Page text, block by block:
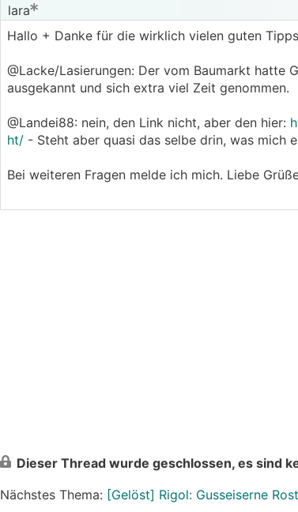
lara
Hallo + Danke für die wirklich vielen guten
@Lacke/Lasierungen: Der vom Baumarkt hatte
ausgekannt und sich extra viel Zeit genommen.
@Landei88: nein, den Link nicht, aber den hier:
ht/- Steht aber quasi das selbe drin, was mich
Bei weiteren Fragen melde ich mich. Liebe
Dieser Thread wurde geschlossen, es sind
Nächstes Thema: [Gelöst] Rigol: Gusseiserne